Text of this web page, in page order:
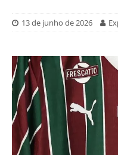
13 de junho de 2026